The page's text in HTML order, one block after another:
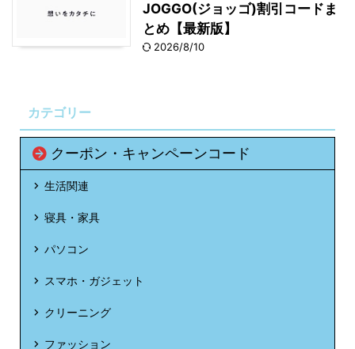
JOGGO(ジョッゴ)割引コードま
とめ【最新版】
2026/8/10
カテゴリー
クーポン・キャンペーンコード
生活関連
寝具・家具
パソコン
スマホ・ガジェット
クリーニング
ファッション